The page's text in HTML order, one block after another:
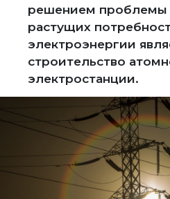
решением проблемы
растущих
электроэнергии
строительство
электростанции.